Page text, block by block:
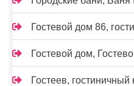
Гостевой дом 86,
Гостевой дом,
Гостеев, гостиничный